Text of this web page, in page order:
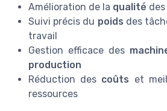
Amélioration de la qualité
Suivi précis du poids des
travail
Gestion efficace des
production
Réduction des coûts et
ressources